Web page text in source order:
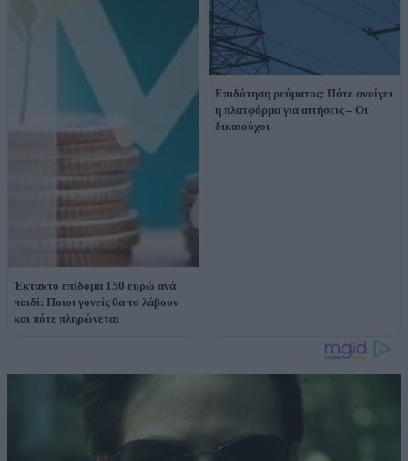
Έκτακτο επίδομα 150 ευρώ ανά
παιδί: Ποιοι γονείς θα το λάβουν
και πότε πληρώνεται
Επιδότηση ρεύματος: Πότε ανοίγει
η πλατφόρμα για αιτήσεις – Οι
δικαιούχοι